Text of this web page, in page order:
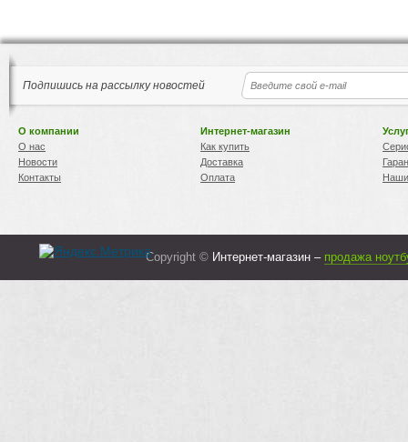
Подпишись на рассылку новостей
О компании
О нас
Новости
Контакты
Интернет-магазин
Как купить
Доставка
Оплата
Copyright © Интернет-магазин – продажа